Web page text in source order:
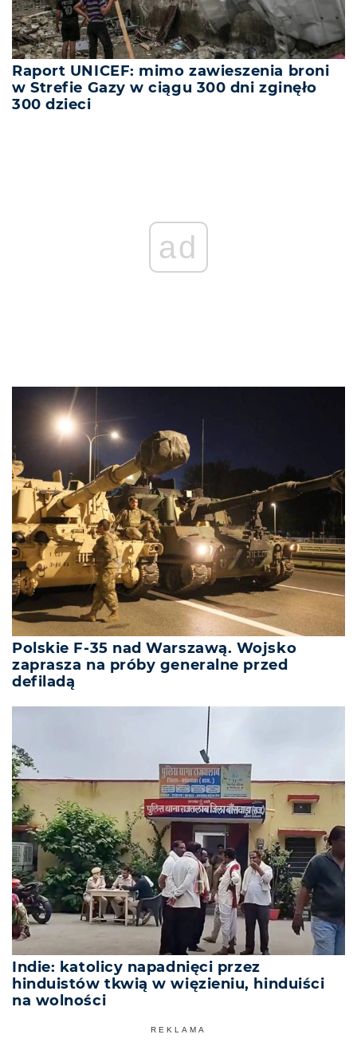
Raport UNICEF: mimo zawieszenia broni
w Strefie Gazy w ciągu 300 dni zginęło
300 dzieci
ad
Polskie F-35 nad Warszawą. Wojsko
zaprasza na próby generalne przed
defiladą
Indie: katolicy napadnięci przez
hinduistów tkwią w więzieniu, hinduiści
na wolności
REKLAMA